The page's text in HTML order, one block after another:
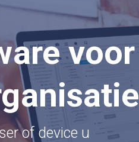
voor
of device u